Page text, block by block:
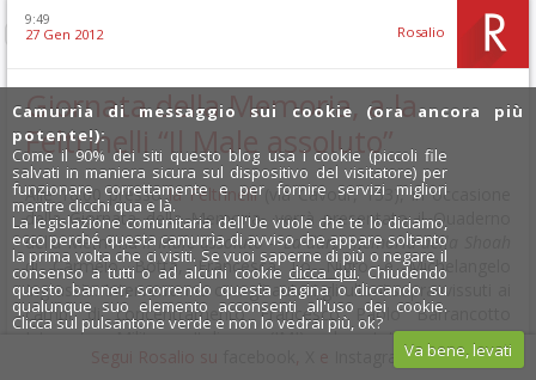
9:49
27 Gen 2012 Rosalio
Giornata della Memoria, a la
Feltrinelli “Il Male assoluto”
Alle 18:00 pressola Feltrinelli(via Cavour, 133), in occasione
della Giornata della Memoria, verrà presentato il Quaderno
della MemoriaIl Male assoluto – La dura memoria della Shoah
di Carmelo Botta, Francesca Lo Nigro e Michelangelo
Ingrassia. Interverranno con gli autori gli ultimi sopravvissuti ai
campi di concentramento Francesco Paolo Barrancotto
Internato Militare Italiano (IMI), deportato nel Lager
Rezeikonung a Osnabruck (Prussia orientale) e Leonardo
x
Instagram
Camurrìa di messaggio sui cookie (ora ancora più
potente!):
Come il 90% dei siti questo blog usa i cookie (piccoli file
salvati in maniera sicura sul dispositivo del visitatore) per
funzionare correttamente e per fornire servizi migliori
mentre clicchi qua e là.
La legislazione comunitaria dell'Ue vuole che te lo diciamo,
ecco perché questa camurrìa di avviso che appare soltanto
la prima volta che ci visiti. Se vuoi saperne di più o negare il
consenso a tutti o ad alcuni cookie clicca qui. Chiudendo
questo banner, scorrendo questa pagina o cliccando su
qualunque suo elemento acconsenti all'uso dei cookie.
Clicca sul pulsantone verde e non lo vedrai più, ok?
Va bene, levati